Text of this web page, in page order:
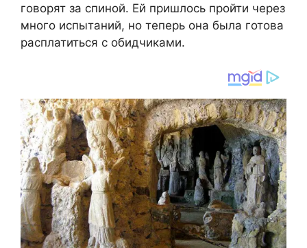
говорят за спиной. Ей пришлось пройти через
много испытаний, но теперь она была готова
расплатиться с обидчиками.